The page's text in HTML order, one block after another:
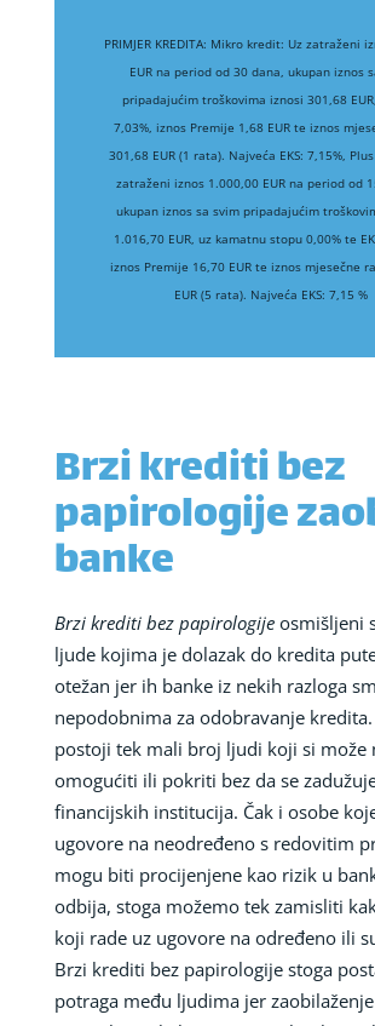
PRIMJER KREDITA: Mikro kredit: Uz zatraženi
EUR na period od 30 dana, ukupan iznos
pripadajućim troškovima iznosi 301,68
7,03%, iznos Premije 1,68 EUR te iznos
301,68 EUR (1 rata). Najveća EKS: 7,15%,
zatraženi iznos 1.000,00 EUR na period od
ukupan iznos sa svim pripadajućim
1.016,70 EUR, uz kamatnu stopu 0,00% te
iznos Premije 16,70 EUR te iznos mjesečne
EUR (5 rata). Najveća EKS: 7,15 %
Brzi krediti bez
papirologije
banke
Brzi krediti bez papirologijeosmišljeni
ljude kojima je dolazak do kredita
otežan jer ih banke iz nekih razloga
nepodobnima za odobravanje kredita.
postoji tek mali broj ljudi koji si može
omogućiti ili pokriti bez da se
financijskih institucija. Čak i osobe
ugovore na neodređeno s redovitim
mogu biti procijenjene kao rizik u
odbija, stoga možemo tek zamisliti
koji rade uz ugovore na određeno ili
Brzi krediti bez papirologije stoga
potraga među ljudima jer